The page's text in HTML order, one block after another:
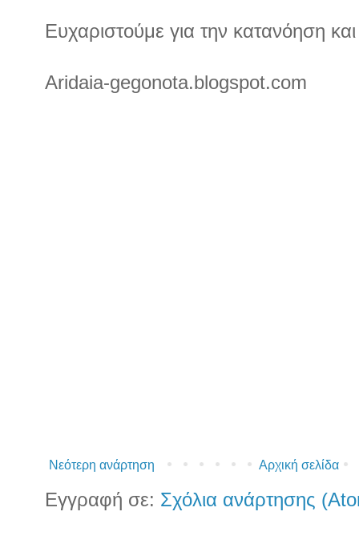
Ευχαριστούμε για την κατανόηση
Aridaia-gegonota.blogspot.com
Νεότερη ανάρτηση Αρχική σελίδα
Εγγραφή σε: Σχόλια ανάρτησης